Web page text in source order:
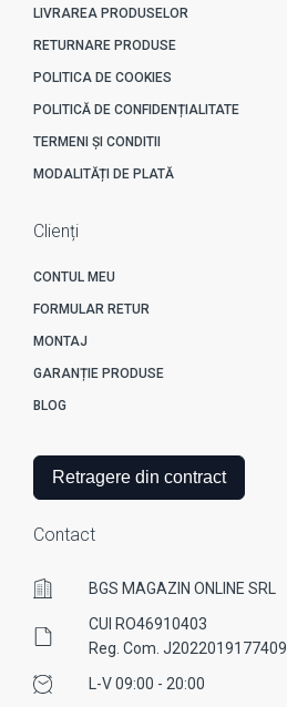
LIVRAREA PRODUSELOR
RETURNARE PRODUSE
POLITICA DE COOKIES
POLITICĂ DE CONFIDENȚIALITATE
TERMENI ȘI CONDITII
MODALITĂȚI DE PLATĂ
Clienți
CONTUL MEU
FORMULAR RETUR
MONTAJ
GARANȚIE PRODUSE
BLOG
Retragere din contract
Contact
BGS MAGAZIN ONLINE SRL
CUI RO46910403
Reg. Com. J2022019177409
L-V 09:00 - 20:00